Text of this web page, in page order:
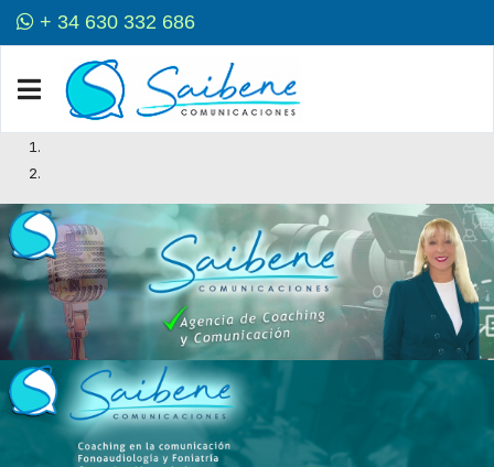
+ 34 630 332 686